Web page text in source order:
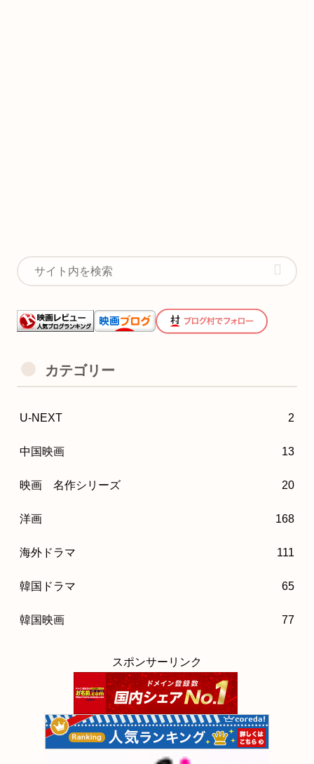
カテゴリー
U-NEXT 2
中国映画 13
映画 名作シリーズ 20
洋画 168
海外ドラマ 111
韓国ドラマ 65
韓国映画 77
スポンサーリンク